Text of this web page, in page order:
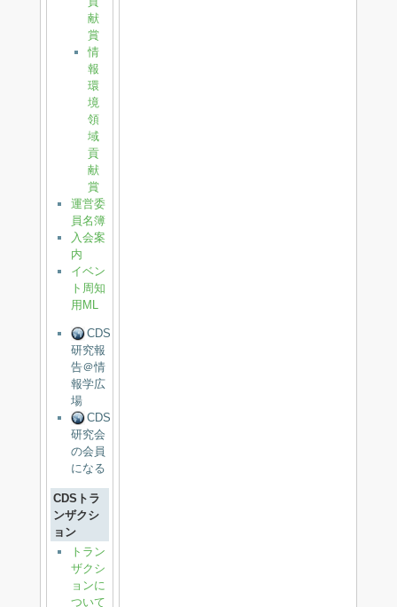
献
賞
情
報
環
境
領
域
貢
献
賞
運営委
員名簿
入会案
内
イベン
ト周知
用ML
CDS
研究報
告＠情
報学広
場
CDS
研究会
の会員
になる
CDSトラ
ンザクシ
ョン
トラン
ザクシ
ョンに
ついて